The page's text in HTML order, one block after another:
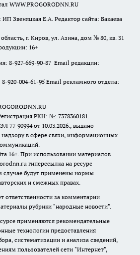
WWW.PROGORODNN.RU
Звеняцкая Е.А. Редактор сайта: Бакаева
г. Киров, ул. Азина, дом № 80, кв. 31
16+
8-927-669-90-87 Email редакции:
920-004-61-95 Email рекламного отдела:
РКН: №: 7378360181.
77-90994 от 10.03.2026., выдано
в сфере связи, информационных
16+. При использовании материалов
гиперссылка на ресурс
случае будут применены нормы
и смежных правах.
ответственности за комментарии
рубрики "народные новости".
применяются рекомендательные
технологии предоставления
систематизации и анализа сведений,
пользователей сети "Интернет",